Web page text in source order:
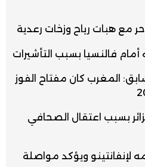
هبات رياح وزخات رعدية
أمام فالنسيا بسبب التأشيرات
المغرب كان مفتاح الفوز
بسبب اعتقال الصحافي
لإنفانتينو ويؤكد مواصلة